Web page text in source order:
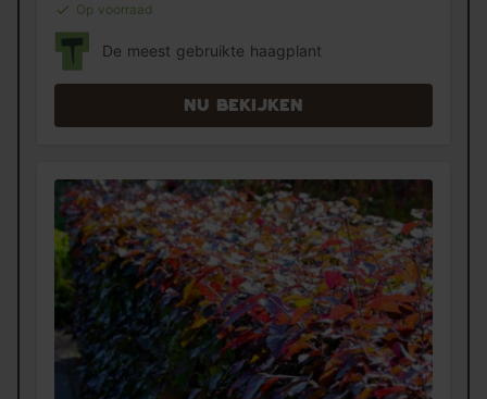
Op voorraad
De meest gebruikte haagplant
Nu bekijken